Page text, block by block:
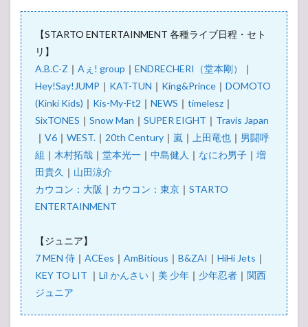
【STARTO ENTERTAINMENT 各種ライブ日程・セト
リ】
A.B.C-Z ｜ Aぇ! group ｜ ENDRECHERI（堂本剛）
｜
Hey!Say!JUMP ｜ KAT-TUN ｜ King&Prince ｜ DOMOTO
(Kinki Kids) ｜ Kis-My-Ft2 ｜ NEWS ｜ timelesz ｜
SixTONES ｜ Snow Man ｜ SUPER EIGHT ｜ Travis Japan
｜ V6 ｜ WEST. ｜ 20th Century ｜ 嵐 ｜ 上田竜也 ｜ 男闘呼
組 ｜ 木村拓哉 ｜ 堂本光一 ｜ 中島健人 ｜ なにわ男子 ｜ 増
田貴久 ｜ 山田涼介
カウコン：大阪 ｜ カウコン：東京 ｜ STARTO
ENTERTAINMENT
【ジュニア】
7 MEN 侍 ｜ ACEes ｜ AmBitious ｜ B&ZAI ｜ HiHi Jets ｜
KEY TO LIT ｜ Lil かんさい ｜ 美 少年 ｜ 少年忍者 ｜ 関西
ジュニア